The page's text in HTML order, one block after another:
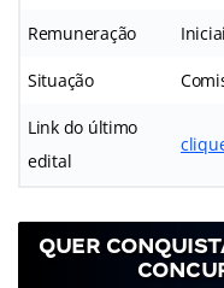
Remuneração
Situação
Link do último
edital
QUER